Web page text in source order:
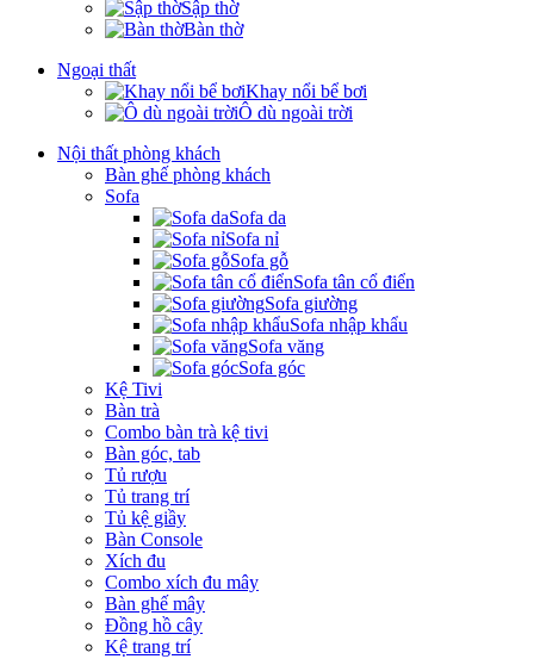
Sập thờ
Bàn thờ
Ngoại thất
Khay nổi bể bơi
Ô dù ngoài trời
Nội thất phòng khách
Bàn ghế phòng khách
Sofa
Sofa da
Sofa nỉ
Sofa gỗ
Sofa tân cổ điển
Sofa giường
Sofa nhập khẩu
Sofa văng
Sofa góc
Kệ Tivi
Bàn trà
Combo bàn trà kệ tivi
Bàn góc, tab
Tủ rượu
Tủ trang trí
Tủ kệ giầy
Bàn Console
Xích đu
Combo xích đu mây
Bàn ghế mây
Đồng hồ cây
Kệ trang trí